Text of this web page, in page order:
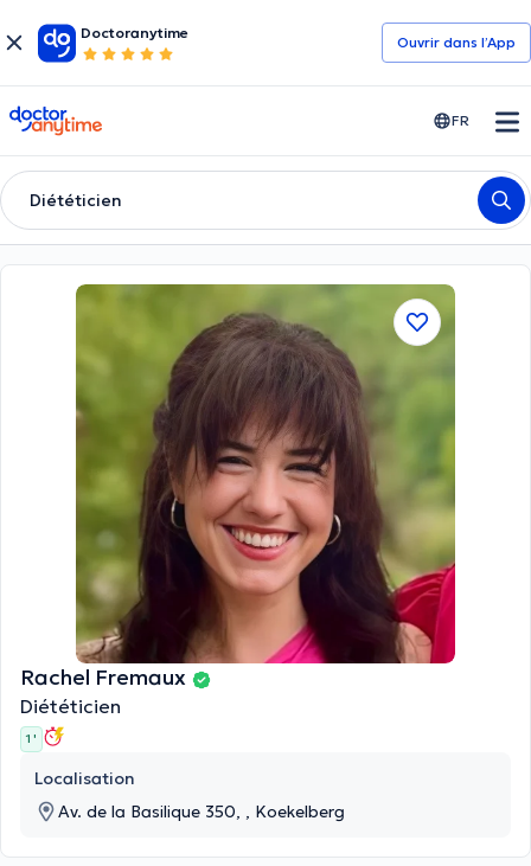
Doctoranytime
Ouvrir dans l’App
doctoranytime FR
Diététicien
Rachel Fremaux
Diététicien
1 '
Localisation
Av. de la Basilique 350, , Koekelberg